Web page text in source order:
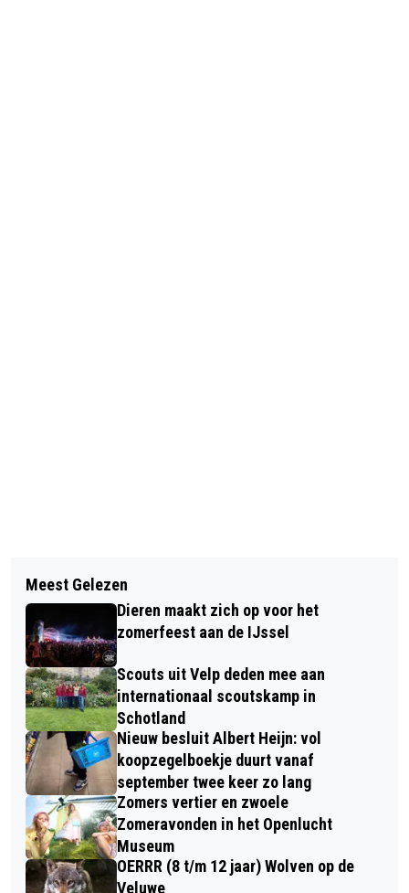
HULPDIENSTEN RUKKEN UIT NAAR
LATHUMSE VEERWEG NA MELDING
VAN MOGELIJKE PERSOON TE WATER
BUURTZORG VELP LUIDT FEESTDAGEN
IN MET GEZELLIGE KERSTBORREL
Meest Gelezen
Dieren maakt zich op voor het
zomerfeest aan de IJssel
Scouts uit Velp deden mee aan
internationaal scoutskamp in
Schotland
Nieuw besluit Albert Heijn: vol
koopzegelboekje duurt vanaf
september twee keer zo lang
Zomers vertier en zwoele
Zomeravonden in het Openlucht
Museum
OERRR (8 t/m 12 jaar) Wolven op de
Veluwe